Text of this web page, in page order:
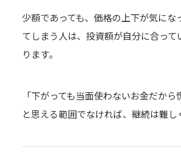
少額であっても、価格の上下が気にな
てしまう人は、投資額が自分に合って
ります。
「下がっても当面使わないお金だから
と思える範囲でなければ、継続は難し